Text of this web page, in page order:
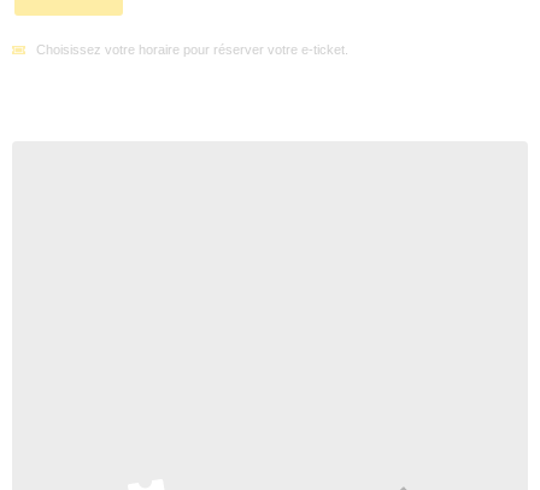
Choisissez votre horaire pour réserver votre e-ticket.